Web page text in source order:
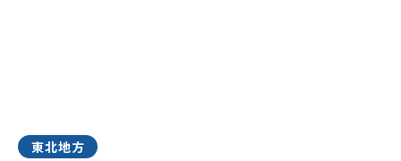
東北地方